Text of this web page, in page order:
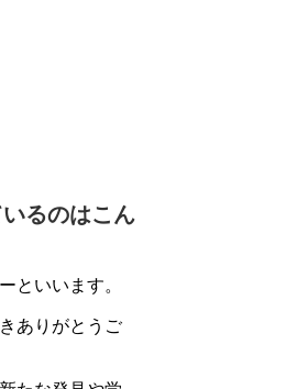
るのはこん
といいます。
ありがとうご